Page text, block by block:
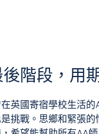
階段，用
英國寄宿學校生活
挑戰。思鄉和緊張